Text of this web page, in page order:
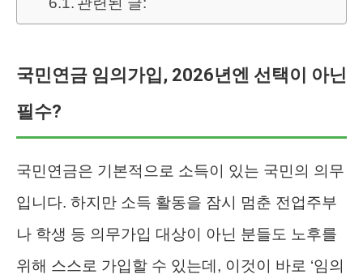
국민연금 임의가입, 2026년엔 선택이 아닌
필수?
국민연금은 기본적으로 소득이 있는 국민의 의무
입니다. 하지만 소득 활동을 잠시 멈춘 전업주부
나 학생 등 의무가입 대상이 아닌 분들도 노후를
위해 스스로 가입할 수 있는데, 이것이 바로 ‘임의